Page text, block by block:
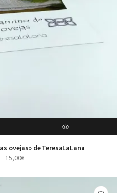
ovejas» de TeresaLaLana
15,00€